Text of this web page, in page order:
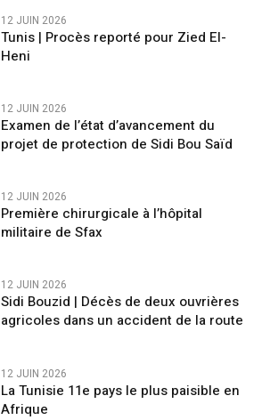
12 JUIN 2026
Tunis | Procès reporté pour Zied El-
Heni
12 JUIN 2026
Examen de l’état d’avancement du
projet de protection de Sidi Bou Saïd
12 JUIN 2026
Première chirurgicale à l’hôpital
militaire de Sfax
12 JUIN 2026
Sidi Bouzid | Décès de deux ouvrières
agricoles dans un accident de la route
12 JUIN 2026
La Tunisie 11e pays le plus paisible en
Afrique